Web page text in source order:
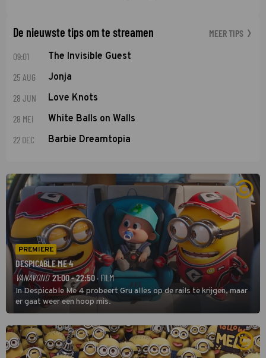
De nieuwste tips om te streamen MEER TIPS
09:01 The Invisible Guest
25 AUG Jonja
28 JUN Love Knots
28 MEI White Balls on Walls
22 DEC Barbie Dreamtopia
PREMIERE
DESPICABLE ME 4
VANAVOND 21:00 - 22:50 · FILM
In Despicable Me 4 probeert Gru alles op de rails te krijgen, maar
er gaat weer een hoop mis.